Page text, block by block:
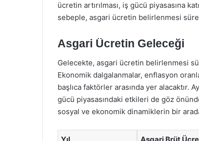
ücretin artırılması, iş gücü piyasasına
sebeple, asgari ücretin belirlenmesi
Asgari Ücretin Geleceği
Gelecekte, asgari ücretin belirlenmesi
Ekonomik dalgalanmalar, enflasyon
başlıca faktörler arasında yer
gücü piyasasındaki etkileri de göz
sosyal ve ekonomik dinamiklerin bir